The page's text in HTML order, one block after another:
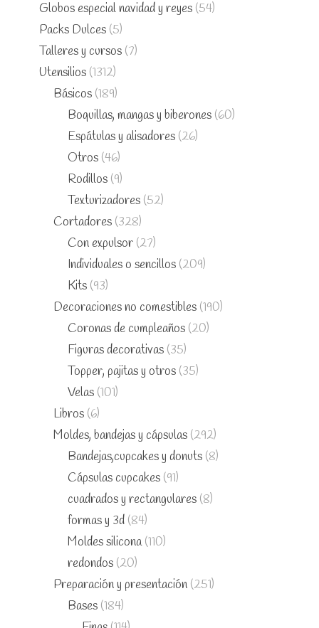
Globos especial navidad y reyes (54)
Packs Dulces (5)
Talleres y cursos (7)
Utensilios (1312)
Básicos (189)
Boquillas, mangas y biberones (60)
Espátulas y alisadores (26)
Otros (46)
Rodillos (9)
Texturizadores (52)
Cortadores (328)
Con expulsor (27)
Individuales o sencillos (209)
Kits (93)
Decoraciones no comestibles (190)
Coronas de cumpleaños (20)
Figuras decorativas (35)
Topper, pajitas y otros (35)
Velas (101)
Libros (6)
Moldes, bandejas y cápsulas (292)
Bandejas,cupcakes y donuts (8)
Cápsulas cupcakes (91)
cuadrados y rectangulares (8)
formas y 3d (84)
Moldes silicona (110)
redondos (20)
Preparación y presentación (251)
Bases (184)